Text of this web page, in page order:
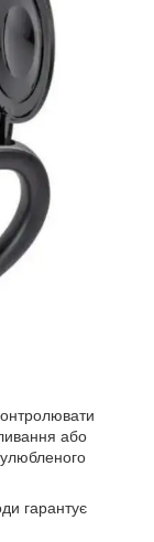
або
гарантує